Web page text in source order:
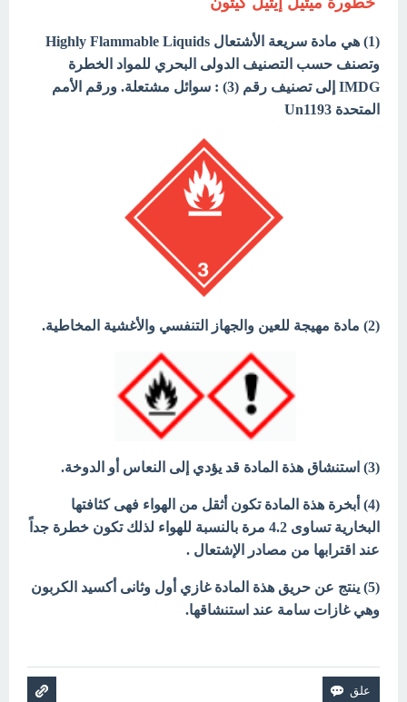
(1) هي مادة سريعة الأشتعال Highly Flammable Liquids
وتصنف حسب التصنيف الدولى البحري للمواد الخطرة
IMDG إلى تصنيف رقم (3) : سوائل مشتعلة. ورقم الأمم
المتحدة Un1193
(2) مادة مهيجة للعين والجهاز التنفسي والأغشية المخاطية.
(3) استنشاق هذة المادة قد يؤدي إلى النعاس أو الدوخة.
(4) أبخرة هذة المادة تكون أثقل من الهواء فهى كثافتها
البخارية تساوى 4.2 مرة بالنسبة للهواء لذلك تكون خطرة جداً
عند اقترابها من مصادر الإشتعال .
(5) ينتج عن حريق هذة المادة غازي أول وثانى أكسيد الكربون
وهي غازات سامة عند استنشاقها.